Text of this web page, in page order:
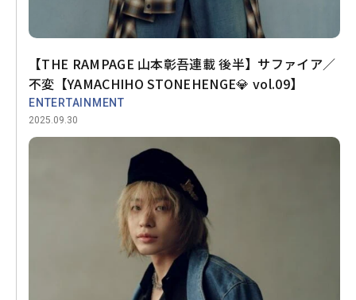
【THE RAMPAGE 山本彰吾連載 後半】サファイア／
不変【YAMACHIHO STONEHENGE💎 vol.09】
ENTERTAINMENT
2025.09.30